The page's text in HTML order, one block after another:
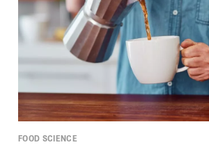
FOOD SCIENCE